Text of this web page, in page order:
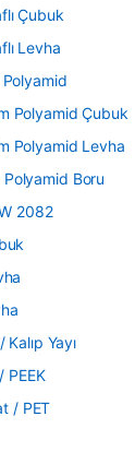
Çubuk
Levha
Polyamid Çubuk
Polyamid Levha
Boru
2082
Yayı
PEEK
/ PET